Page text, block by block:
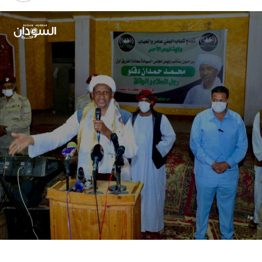
هوية بعض سكان الإقليم. وتمسك ترك برفضهم تمرير أتفاق
شرق السودان وتابع قائلاً “قصة استعمار جديد عبر أتفاق جوبا
وفرض نائب الرئيس لرأيه بإيحاء من قبل مني مناوي ومحمد
حسن نحن جاهزين لمواجهة هذا الأمر”.